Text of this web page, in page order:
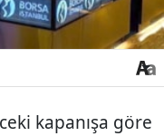
kapanışa göre